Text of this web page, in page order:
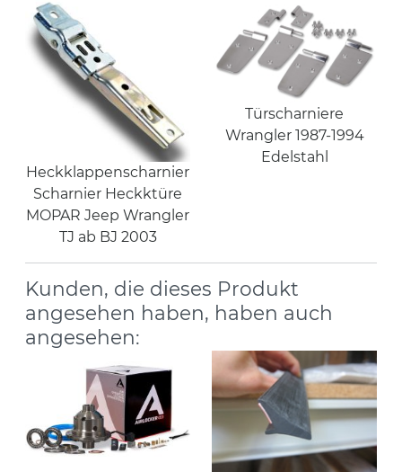
Heckklappenscharnier
Scharnier Heckktüre
MOPAR Jeep Wrangler
TJ ab BJ 2003
Türscharniere
Wrangler 1987-1994
Edelstahl
Kunden, die dieses Produkt
angesehen haben, haben auch
angesehen: